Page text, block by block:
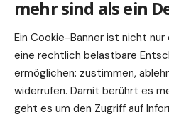
mehr sind als ein
Ein Cookie-Banner ist nicht nur
eine rechtlich belastbare
ermöglichen: zustimmen,
widerrufen. Damit berührt es
geht es um den Zugriff auf